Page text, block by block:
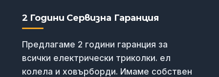
2 Години Сервизна Гаранция
Предлагаме 2 години гаранция за
всички електрически триколки. ел
колела и ховърборди. Имаме собствен